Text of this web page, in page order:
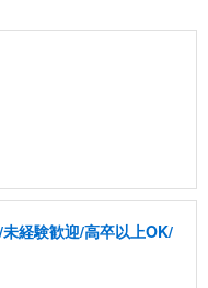
経験歓迎/高卒以上OK/